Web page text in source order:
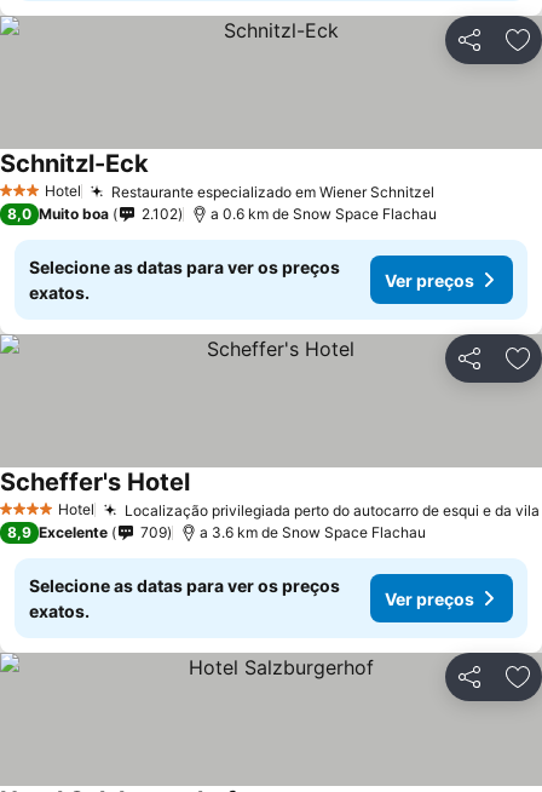
Partilhar
3 EstrelasHotel Restaurante especializado em Wiener Schnitzel
Schnitzl-Eck
8,0 Muito boa 2.102 a 0.6 km de Snow Space Flachau
Selecione as datas para ver os preços
exatos.
Ver preços
Partilhar
4 EstrelasHotel Localização privilegiada perto do autocarro de esqui e da vila
Scheffer's Hotel
8,9 Excelente 709 a 3.6 km de Snow Space Flachau
Selecione as datas para ver os preços
exatos.
Ver preços
Partilhar